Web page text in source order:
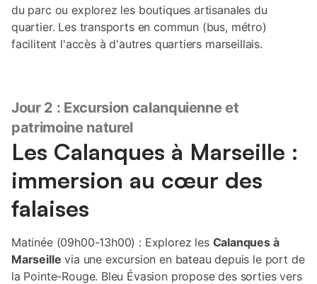
du parc ou explorez les boutiques artisanales du
quartier. Les transports en commun (bus, métro)
facilitent l'accès à d'autres quartiers marseillais.
Jour 2 : Excursion calanquienne et
patrimoine naturel
Les Calanques à Marseille :
immersion au cœur des
falaises
Matinée (09h00-13h00) : Explorez les Calanques à
Marseille via une excursion en bateau depuis le port de
la Pointe-Rouge. Bleu Évasion propose des sorties vers